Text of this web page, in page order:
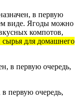
в первую
виде. Ягоды можно
компотов,
для домашнего
первую очередь,